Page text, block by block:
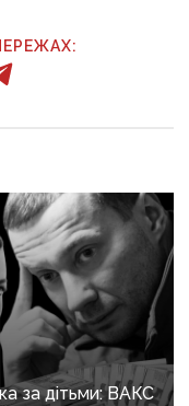
за дітьми: ВАКС